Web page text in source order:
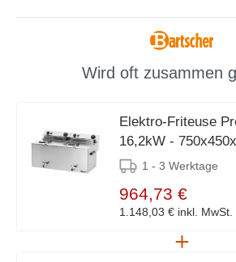
Wird oft zusammen
Elektro-Friteuse
16,2kW -
1 - 3 Werktage
964,73 €
1.148,03 € inkl. MwSt.